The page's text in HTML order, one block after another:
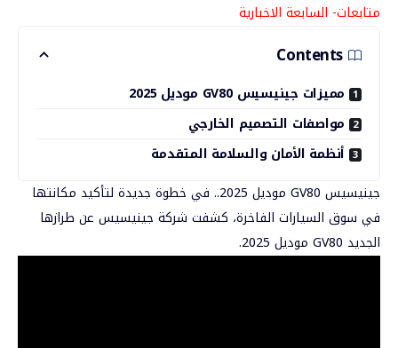
متابعات- السابعة الاخبارية
Contents
مميزات جينيسيس GV80 موديل 2025
مواصفات التصميم الخارجي
أنظمة الأمان والسلامة المتقدمة
جينيسيس GV80 موديل 2025.. في خطوة جديدة لتأكيد مكانتها
في سوق السيارات الفاخرة، كشفت شركة جينيسيس عن طرازها
الجديد GV80 موديل 2025.